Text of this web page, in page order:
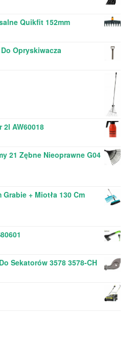
Quikfit 152mm
Opryskiwacza
AW60018
21 Zębne Nieoprawne G04
+ Miotła 130 Cm
Sekatorów 3578 3578-CH